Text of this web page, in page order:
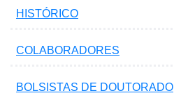
HISTÓRICO
COLABORADORES
BOLSISTAS DE DOUTORADO